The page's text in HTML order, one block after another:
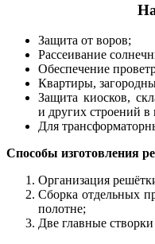
Защита от воров;
Рассеивание
Обеспечение
Квартиры,
Защита киосков,
и других строений в
Для
Способы изготовления
Организация
Сборка отдельных
полотне;
Две главные